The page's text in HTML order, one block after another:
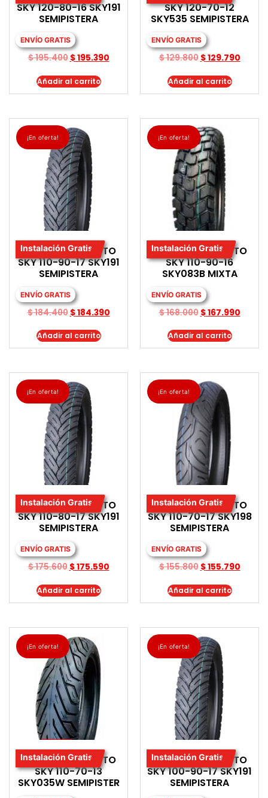
SKY 120-80-16 SKY191
SEMIPISTERA
ENVÍO GRATIS
$195.400 $195.390
Añadir al carrito
SKY 120-70-12
SKY535 SEMIPISTERA
ENVÍO GRATIS
$129.800 $129.790
Añadir al carrito
¡En oferta!
Instalación Gratis
LLANTA PARA MOTO
SKY 110-90-17 SKY191
SEMIPISTERA
ENVÍO GRATIS
$184.400 $184.390
Añadir al carrito
¡En oferta!
Instalación Gratis
LLANTA PARA MOTO
SKY 110-90-16
SKY083B MIXTA
ENVÍO GRATIS
$168.000 $167.990
Añadir al carrito
¡En oferta!
Instalación Gratis
LLANTA PARA MOTO
SKY 110-80-17 SKY191
SEMIPISTERA
ENVÍO GRATIS
$175.600 $175.590
Añadir al carrito
¡En oferta!
Instalación Gratis
LLANTA PARA MOTO
SKY 110-70-17 SKY198
SEMIPISTERA
ENVÍO GRATIS
$155.800 $155.790
Añadir al carrito
¡En oferta!
Instalación Gratis
LLANTA PARA MOTO
SKY 110-70-13
SKY035W SEMIPISTER
¡En oferta!
Instalación Gratis
LLANTA PARA MOTO
SKY 100-90-17 SKY191
SEMIPISTERA